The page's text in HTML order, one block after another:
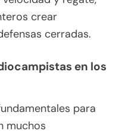
crear
cerradas.
en los
para
muchos